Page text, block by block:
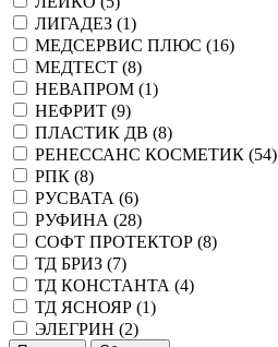
ЛИГАДЕЗ (1)
МЕДСЕРВИС ПЛЮС (16)
МЕДТЕСТ (8)
НЕВАПРОМ (1)
НЕФРИТ (9)
ПЛАСТИК ДВ (8)
РЕНЕССАНС КОСМЕТИК (54)
РПК (8)
РУСВАТА (6)
РУФИНА (28)
СОФТ ПРОТЕКТОР (8)
ТД БРИЗ (7)
ТД КОНСТАНТА (4)
ТД ЯСНОЯР (1)
ЭЛЕГРИН (2)